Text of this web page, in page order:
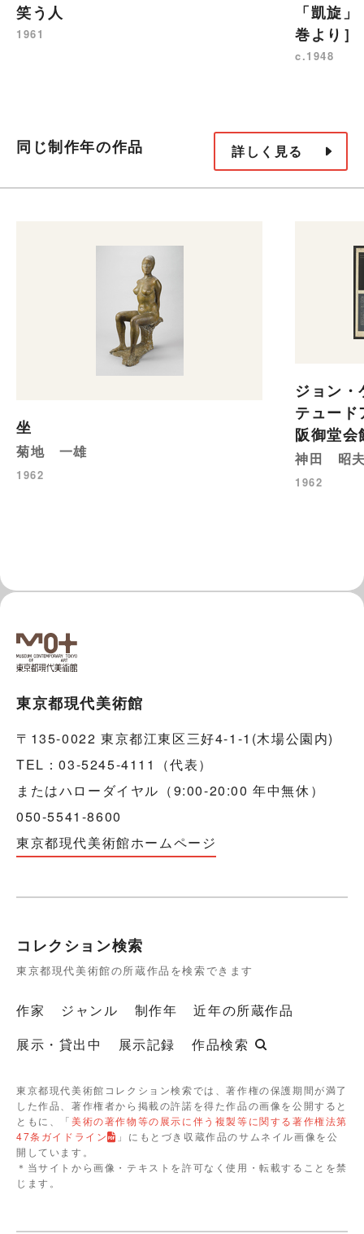
笑う人
1961
「凱旋
巻より］
c.1948
同じ制作年の作品 詳しく見る
坐
菊地 一雄
1962
ジョン
テュー
阪御堂会
神田 昭
1962
東京都現代美術館
〒135-0022 東京都江東区三好4-1-1(木場公園内)
TEL：03-5245-4111（代表）
またはハローダイヤル（9:00-20:00 年中無休）
050-5541-8600
東京都現代美術館ホームページ
コレクション検索
東京都現代美術館の所蔵作品を検索できます
作家 ジャンル 制作年
近年の所蔵作品
展示・貸出中
展示記録 作品検索
東京都現代美術館コレクション検索では、著作権の保護期間が満了
した作品、著作権者から掲載の許諾を得た作品の画像を公開すると
ともに、「美術の著作物等の展示に伴う複製等に関する著作権法第
47条ガイドライン
」にもとづき収蔵作品のサムネイル画像を公
開しています。
＊当サイトから画像・テキストを許可なく使用・転載することを禁
じます。